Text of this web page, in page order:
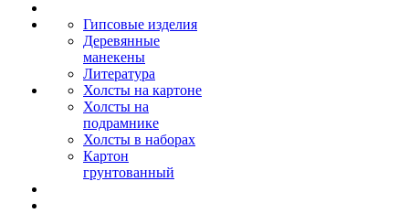
Гипсовые изделия
Деревянные
манекены
Литература
Холсты на картоне
Холсты на
подрамнике
Холсты в наборах
Картон
грунтованный